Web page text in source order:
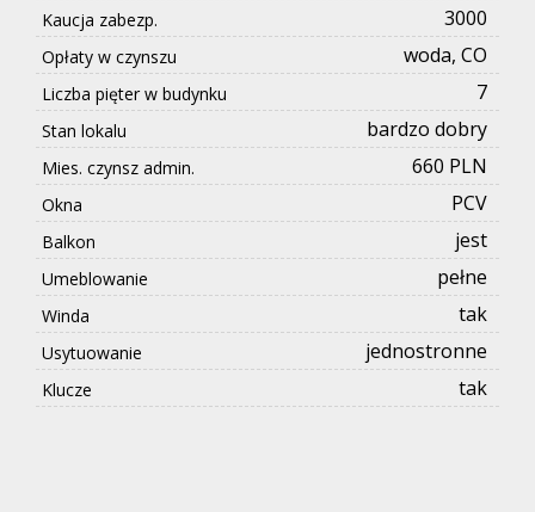
Kaucja zabezp. 3000
Opłaty w czynszu woda, CO
Liczba pięter w budynku 7
Stan lokalu bardzo dobry
Mies. czynsz admin. 660 PLN
Okna PCV
Balkon jest
Umeblowanie pełne
Winda tak
Usytuowanie jednostronne
Klucze tak